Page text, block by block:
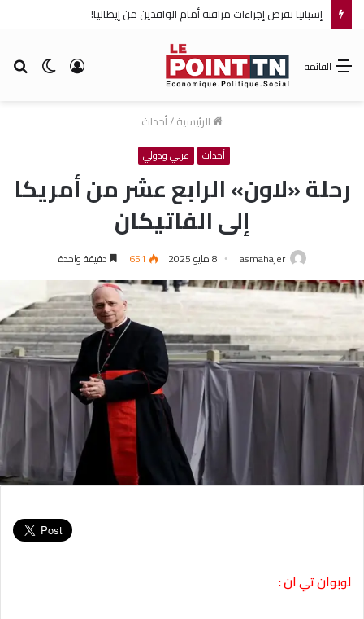
إسبانيا تفرض إجراءات مراقبة أمام الوافدين من إيطاليا!
الوضع تسجيل
القائمة
الرئيسية/أحداث
أحداث عربي ودولي
رحلة «لاون» الرابع عشر من أمريكا
إلى الفاتيكان
asmahajer 8 مايو 2025 651 دقيقة واحدة
لوبوان تي ان :